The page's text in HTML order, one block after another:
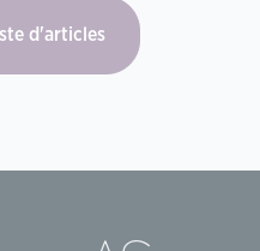
d'articles